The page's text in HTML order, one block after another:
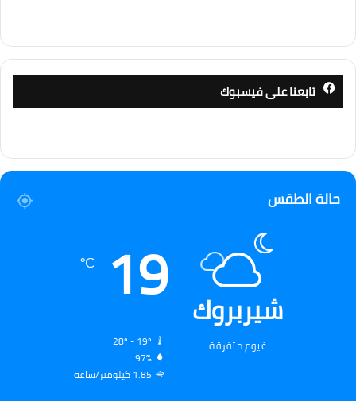
تابعنا على فيسبوك
حالة الطقس
شيربروك
غيوم متفرقة
19
℃
97%
1.85 كيلومتر/ساعة